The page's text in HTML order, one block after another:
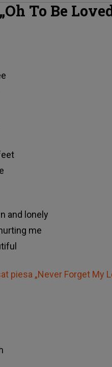
To Be
and lonely
me
piesa „Never Forget My